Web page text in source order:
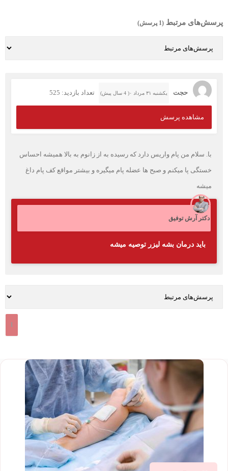
پرسش‌های مرتبط (1 پرسش)
حجت یکشنبه ۳۱ مرداد ۰( 4 سال پیش) تعداد بازدید: 525
مشاهده پرسش
با. سلام من پام واریس دارد که رسیده به از زانوم به بالا همیشه احساس
خستگی پا میکنم و صبح ها عضله پام میگیره و بیشتر مواقع کف پام داغ
میشه
دکتر آرش توفیق
باید درمان بشه لیزر توصیه میشه
1